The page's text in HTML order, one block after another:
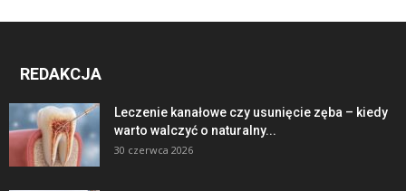
REDAKCJA
Leczenie kanałowe czy usunięcie zęba – kiedy
warto walczyć o naturalny...
30 czerwca 2026